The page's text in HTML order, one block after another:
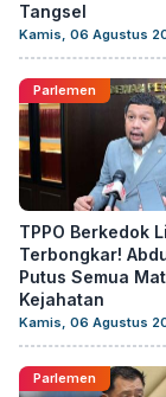
Tangsel
Kamis, 06 Agustus
Parlemen
TPPO Berkedok
Terbongkar!
Putus Semua
Kejahatan
Kamis, 06 Agustus
Parlemen